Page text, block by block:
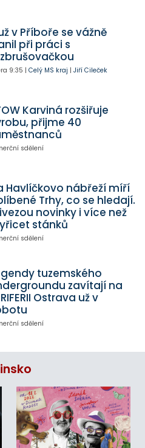
v Příboře se vážně
při práci s
9:35 | Celý MS kraj | Jiří Cileček
Karviná rozšiřuje
přijme 40
sdělení
Havlíčkovo nábřeží míří
Trhy, co se hledají.
novinky i více než
stánků
sdělení
tuzemského
zavítají na
Ostrava už v
sdělení